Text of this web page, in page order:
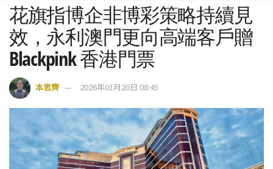
花旗指博企非博彩策略持續見
效，永利澳門更向高端客戶贈
Blackpink 香港門票
本思齊 2026年01月20日 08:45